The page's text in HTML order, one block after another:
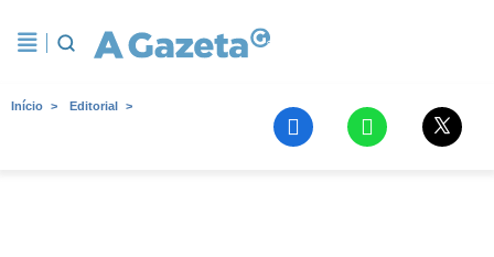
Início Editorial